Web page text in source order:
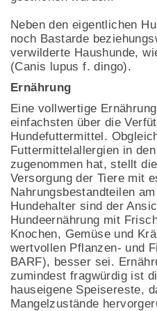
Neben den eigentlichen
noch Bastarde
verwilderte Haushunde,
(Canis lupus f. dingo).
Ernährung
Eine vollwertige
einfachsten über die
Hundefuttermittel.
Futtermittelallergien in
zugenommen hat, stellt
Versorgung der Tiere mit
Nahrungsbestandteilen
Hundehalter sind der
Hundeernährung mit
Knochen, Gemüse und
wertvollen Pflanzen- und
BARF), besser sei.
zumindest fragwürdig ist
hauseigene Speisereste,
Mangelzustände